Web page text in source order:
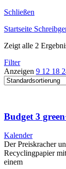
Schließen
Startseite
Zeigt alle 2
Filter
Anzeigen 9 12 18
Budget 3
Kalender
Der Preiskracher
Recyclingpapier
einem